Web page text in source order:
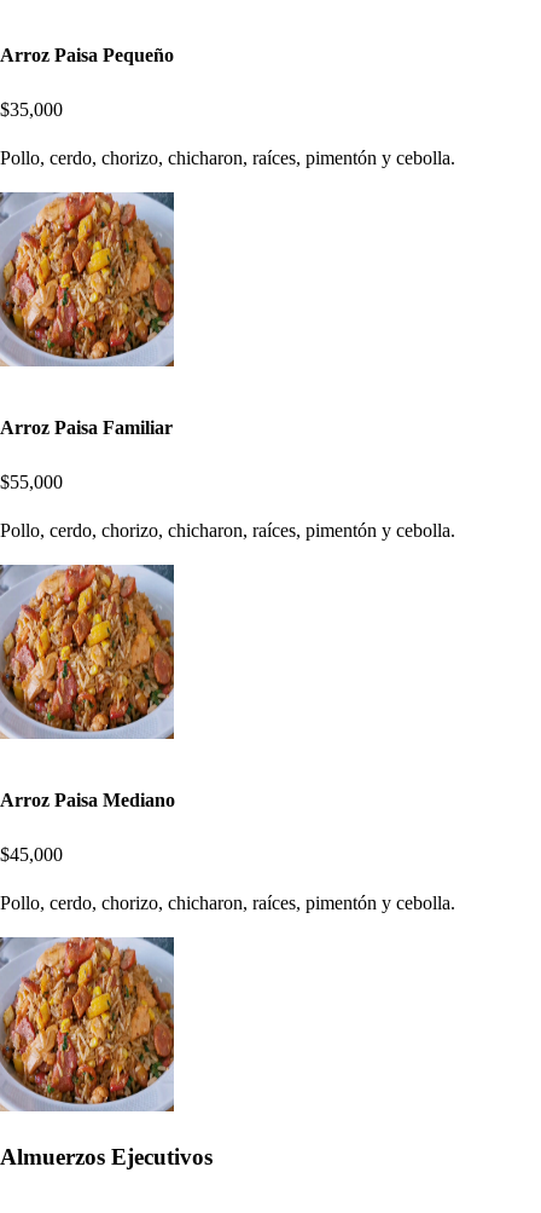
Arroz Paisa Pequeño
$35,000
Pollo, cerdo, chorizo, chicharon, raíces, pimentón y cebolla.
Arroz Paisa Familiar
$55,000
Pollo, cerdo, chorizo, chicharon, raíces, pimentón y cebolla.
Arroz Paisa Mediano
$45,000
Pollo, cerdo, chorizo, chicharon, raíces, pimentón y cebolla.
Almuerzos Ejecutivos